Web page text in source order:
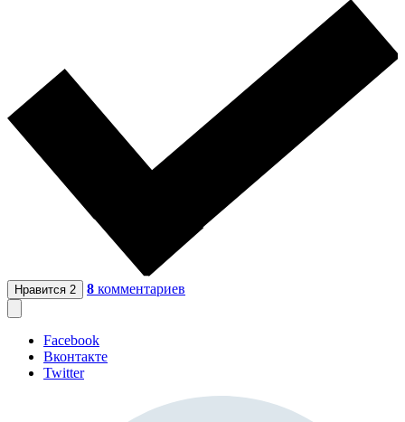
Нравится 2 8 комментариев
Facebook
Вконтакте
Twitter